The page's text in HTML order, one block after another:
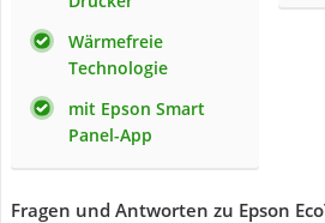
Wärmefreie
Technologie
mit Epson Smart
Panel-App
Fragen und Antworten zu Epson